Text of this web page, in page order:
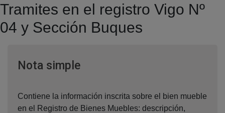
Tramites en el registro Vigo Nº
04 y Sección Buques
Nota simpleVentana nueva
Contiene la información inscrita sobre el bien mueble
en el Registro de Bienes Muebles: descripción,